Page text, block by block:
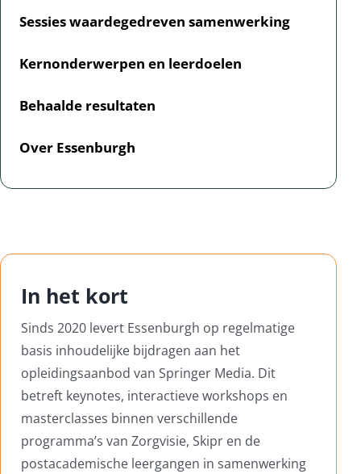
Contact
Log Out
Sessies waardegedreven samenwerking
Kernonderwerpen en leerdoelen
Behaalde resultaten
Over Essenburgh
In het kort
Sinds 2020 levert Essenburgh op regelmatige
basis inhoudelijke bijdragen aan het
opleidingsaanbod van Springer Media. Dit
betreft keynotes, interactieve workshops en
masterclasses binnen verschillende
programma’s van Zorgvisie, Skipr en de
postacademische leergangen in samenwerking